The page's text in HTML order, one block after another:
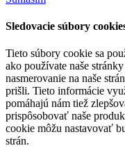
Sledovacie súbory
Tieto súbory cookie sa
ako používate naše
nasmerovanie na naše
prišli. Tieto informácie
pomáhajú nám tiež
prispôsobovať naše
cookie môžu nastavovať
strán.